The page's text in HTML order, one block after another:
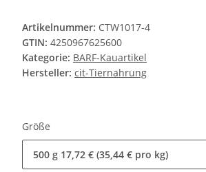
Artikelnummer: CTW1017-4
GTIN: 4250967625600
Kategorie: BARF-Kauartikel
Hersteller: cit-Tiernahrung
Größe
500 g 17,72 € (35,44 € pro kg)